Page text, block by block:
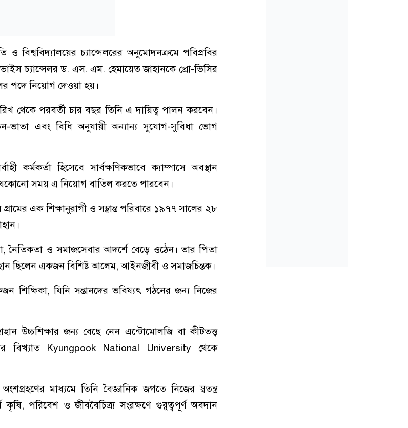
ও বিশ্ববিদ্যালয়ের চ্যান্সেলরের অনুমোদনক্রমে পবিপ্রবির
চ্যান্সেলর ড. এস. এম. হেমায়েত জাহানকে প্রো-ভিসির
পদে নিয়োগ দেওয়া হয়।
থেকে পরবর্তী চার বছর তিনি এ দায়িত্ব পালন করবেন।
ভাতা এবং বিধি অনুযায়ী অন্যান্য সুযোগ-সুবিধা ভোগ
কর্মকর্তা হিসেবে সার্বক্ষণিকভাবে ক্যাম্পাসে অবস্থান
সময় এ নিয়োগ বাতিল করতে পারবেন।
এক শিক্ষানুরাগী ও সম্ভ্রান্ত পরিবারে ১৯৭৭ সালের ২৮
নৈতিকতা ও সমাজসেবার আদর্শে বেড়ে ওঠেন। তার পিতা
ছিলেন একজন বিশিষ্ট আলেম, আইনজীবী ও সমাজচিন্তক।
শিক্ষিকা, যিনি সন্তানদের ভবিষ্যৎ গঠনের জন্য নিজের
উচ্চশিক্ষার জন্য বেছে নেন এন্টোমোলজি বা কীটতত্ত্ব
বিখ্যাত Kyungpook National University থেকে
মাধ্যমে তিনি বৈজ্ঞানিক জগতে নিজের স্বতন্ত্র
কৃষি, পরিবেশ ও জীববৈচিত্র্য সংরক্ষণে গুরুত্বপূর্ণ অবদান